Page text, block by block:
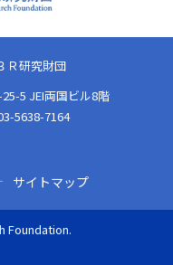
Ｒ研究財団
5 JEI両国ビル8階
5638-7164
サイトマップ
Foundation.